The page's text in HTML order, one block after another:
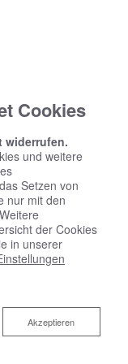
Cookies
widerrufen.
und weitere
Setzen von
nur mit den
der Cookies
in unserer
Akzeptieren